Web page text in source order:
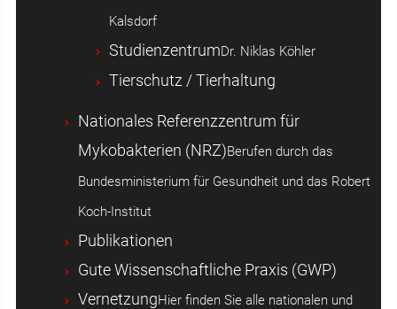
Kalsdorf
StudienzentrumDr. Niklas Köhler
Tierschutz / Tierhaltung
Nationales Referenzzentrum für
Mykobakterien (NRZ)Berufen durch das
Bundesministerium für Gesundheit und das Robert
Koch-Institut
Publikationen
Gute Wissenschaftliche Praxis (GWP)
VernetzungHier finden Sie alle nationalen und